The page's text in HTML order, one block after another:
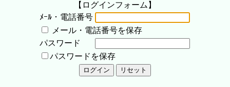
【ログインフォーム】
ﾒｰﾙ・電話番号
メール・電話番号を保存
パスワード
パスワードを保存